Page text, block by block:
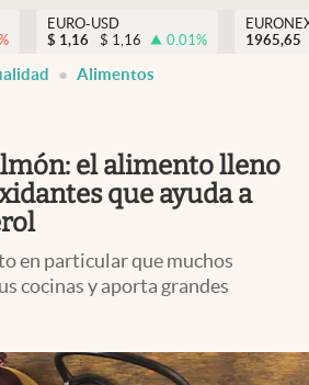
USA
EURO-USD
$ 1,16 $ 1,16 0.01%
1965,65
Alimentos
el alimento lleno
que ayuda a
en particular que muchos
cocinas y aporta grandes